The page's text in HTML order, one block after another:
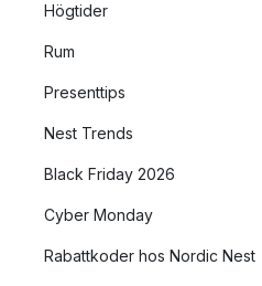
Högtider
Rum
Presenttips
Nest Trends
Black Friday 2026
Cyber Monday
Rabattkoder hos Nordic Nest